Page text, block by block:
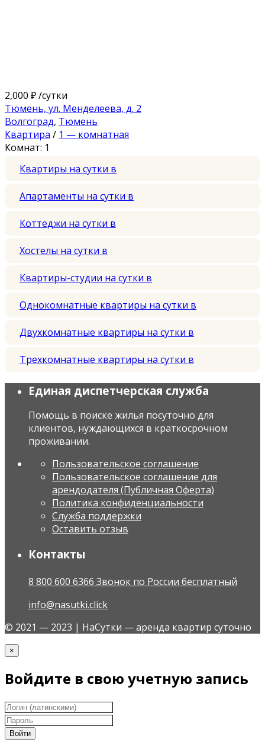
2,000 ₽/сутки
Тюмень, ул. Менделеева, д. 2
Волгоград, Тюмень
Квартира / 1 — комнатная
Комнат: 1
Квартиры на сутки в
Апартаменты на сутки в
Коттеджи на сутки в
Хостелы на сутки в
Квартиры-студии на сутки в
Однокомнатные квартиры на сутки в
Двухкомнатные квартиры на сутки в
Трехкомнатные квартиры на сутки в
Единая диспетчерская служба
Помощь в поиске жилья посуточно для
клиентов, нуждающихся в краткосрочном
проживании.
Пользовательское соглашение
Пользовательское соглашение для
арендодателя (Публичная Оферта)
Политика конфиденциальности
Служба поддержки
Оставить отзыв
Контакты
8 800 600 6366 Звонок по России бесплатный
info@nasutki.click
© 2021 — 2023 | НаСутки — аренда квартир суточно
×
Войдите в свою учетную запись
Войти